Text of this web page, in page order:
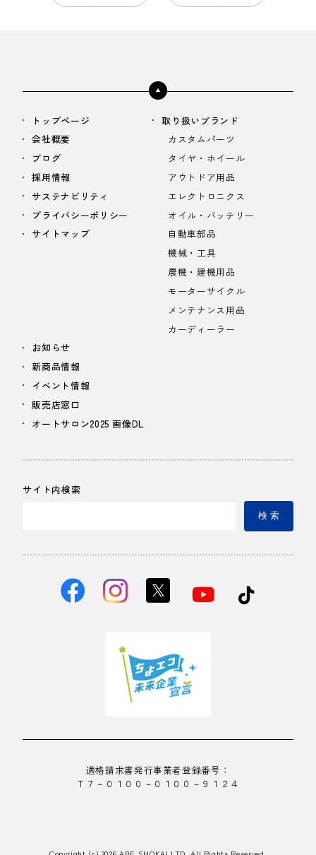
トップページ
会社概要
ブログ
採用情報
サステナビリティ
プライバシーポリシー
サイトマップ
取り扱いブランド
カスタムパーツ
タイヤ・ホイール
アウトドア用品
エレクトロニクス
オイル・バッテリー
自動車部品
機械・工具
農機・建機用品
モーターサイクル
メンテナンス用品
カーディーラー
お知らせ
新商品情報
イベント情報
販売店窓口
オートサロン2025 画像DL
サイト内検索
検 索
適格請求書発行事業者登録番号：
Ｔ７－０１００－０１００－９１２４